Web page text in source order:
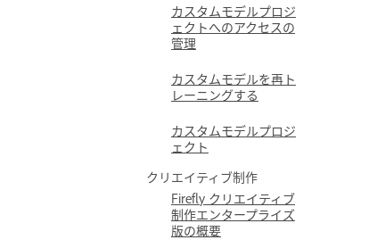
カスタムモデルプロジ
ェクトへのアクセスの
管理
カスタムモデルを再ト
レーニングする
カスタムモデルプロジ
ェクト
クリエイティブ制作
Firefly クリエイティブ
制作エンタープライズ
版の概要